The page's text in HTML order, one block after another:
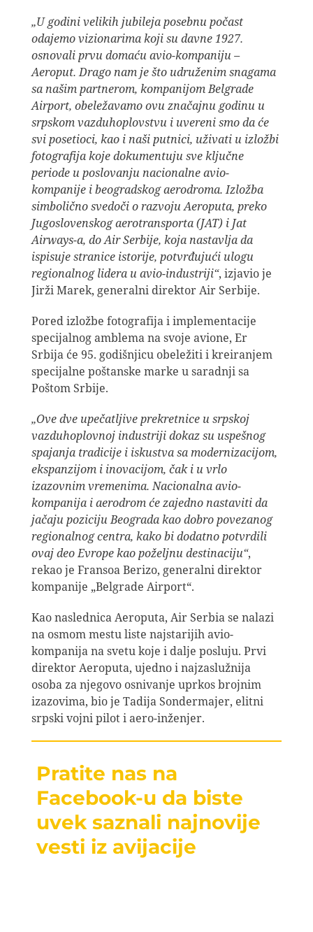
„U godini velikih jubileja posebnu počast
odajemo vizionarima koji su davne 1927.
osnovali prvu domaću avio-kompaniju –
Aeroput. Drago nam je što udruženim snagama
sa našim partnerom, kompanijom Belgrade
Airport, obeležavamo ovu značajnu godinu u
srpskom vazduhoplovstvu i uvereni smo da će
svi posetioci, kao i naši putnici, uživati u izložbi
fotografija koje dokumentuju sve ključne
periode u poslovanju nacionalne avio-
kompanije i beogradskog aerodroma. Izložba
simbolično svedoči o razvoju Aeroputa, preko
Jugoslovenskog aerotransporta (JAT) i Jat
Airways-a, do Air Serbije, koja nastavlja da
ispisuje stranice istorije, potvrđujući ulogu
regionalnog lidera u avio-industriji“, izjavio je
Jirži Marek, generalni direktor Air Serbije.
Pored izložbe fotografija i implementacije
specijalnog amblema na svoje avione, Er
Srbija će 95. godišnjicu obeležiti i kreiranjem
specijalne poštanske marke u saradnji sa
Poštom Srbije.
„Ove dve upečatljive prekretnice u srpskoj
vazduhoplovnoj industriji dokaz su uspešnog
spajanja tradicije i iskustva sa modernizacijom,
ekspanzijom i inovacijom, čak i u vrlo
izazovnim vremenima. Nacionalna avio-
kompanija i aerodrom će zajedno nastaviti da
jačaju poziciju Beograda kao dobro povezanog
regionalnog centra, kako bi dodatno potvrdili
ovaj deo Evrope kao poželjnu destinaciju“,
rekao je Fransoa Berizo, generalni direktor
kompanije „Belgrade Airport“.
Kao naslednica Aeroputa, Air Serbia se nalazi
na osmom mestu liste najstarijih avio-
kompanija na svetu koje i dalje posluju. Prvi
direktor Aeroputa, ujedno i najzaslužnija
osoba za njegovo osnivanje uprkos brojnim
izazovima, bio je Tadija Sondermajer, elitni
srpski vojni pilot i aero-inženjer.
Pratite nas na
Facebook-u da biste
uvek saznali najnovije
vesti iz avijacije